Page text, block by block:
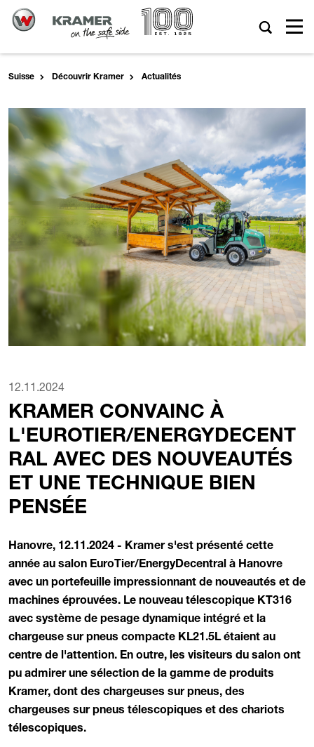
Suisse Découvrir Kramer Actualités
12.11.2024
KRAMER CONVAINC À
L'EUROTIER/ENERGYDECENT
RAL AVEC DES NOUVEAUTÉS
ET UNE TECHNIQUE BIEN
PENSÉE
Hanovre, 12.11.2024 - Kramer s'est présenté cette
année au salon EuroTier/EnergyDecentral à Hanovre
avec un portefeuille impressionnant de nouveautés et de
machines éprouvées. Le nouveau télescopique KT316
avec système de pesage dynamique intégré et la
chargeuse sur pneus compacte KL21.5L étaient au
centre de l'attention. En outre, les visiteurs du salon ont
pu admirer une sélection de la gamme de produits
Kramer, dont des chargeuses sur pneus, des
chargeuses sur pneus télescopiques et des chariots
télescopiques.